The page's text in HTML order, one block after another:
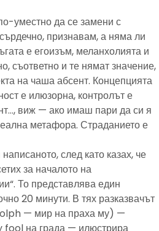
уместно да се замени с
признавам, а няма ли
е егоизъм, меланхолията и
съответно и те нямат значение,
на чаша абсент. Концепцията
е илюзорна, контролът е
виж — ако имаш пари да си я
метафора. Страданието е
след като казах, че
за началото на
То представлява един
20 минути. В тях разказвачът
— мир на праха му) —
fool на града — илюстрира